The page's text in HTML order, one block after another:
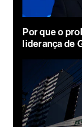
Por que o
liderança de